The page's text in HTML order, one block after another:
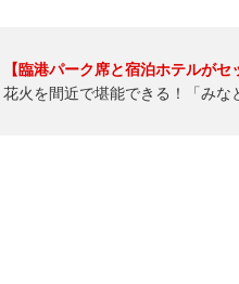
【臨港パーク席と宿泊ホテルがセ
花火を間近で堪能できる！「みな